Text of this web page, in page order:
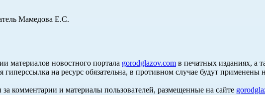
Мамедова Е.С.
материалов новостного портала gorodglazov.com в печатных изданиях, а
гиперссылка на ресурс обязательна, в противном случае будут
за комментарии и материалы пользователей, размещенные на сайте